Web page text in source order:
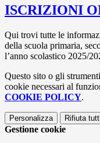
ISCRIZIONI
Qui trovi tutte le
della scuola primaria,
l’anno scolastico 2025/
Questo sito o gli
cookie necessari al
COOKIE POLICY.
Personalizza Rifiuta tutti
Gestione cookie